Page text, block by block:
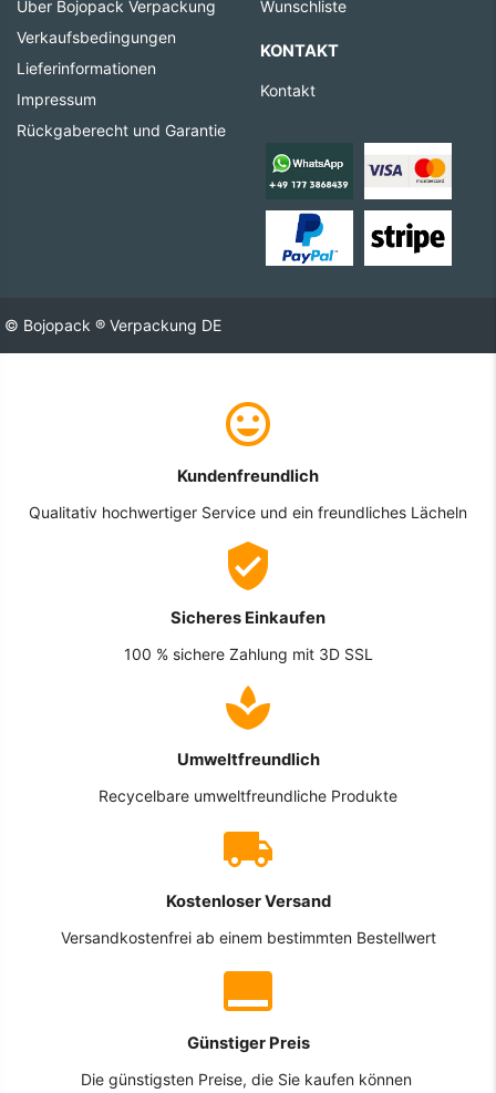
Über Bojopack Verpackung
Verkaufsbedingungen
Lieferinformationen
Impressum
Rückgaberecht und Garantie
Wunschliste
KONTAKT
Kontakt
© Bojopack ® Verpackung DE
Kundenfreundlich
Qualitativ hochwertiger Service und ein freundliches Lächeln
Sicheres Einkaufen
100 % sichere Zahlung mit 3D SSL
Umweltfreundlich
Recycelbare umweltfreundliche Produkte
Kostenloser Versand
Versandkostenfrei ab einem bestimmten Bestellwert
Günstiger Preis
Die günstigsten Preise, die Sie kaufen können